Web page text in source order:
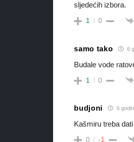
sljedećih izbora.
1 0
samo tako 6
Budale vode
1 0
budjoni 6
Kašmiru treba
0 -1